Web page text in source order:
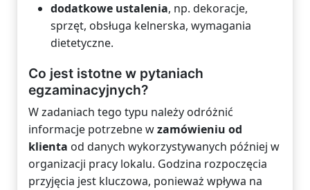
dodatkowe ustalenia, np. dekoracje,
sprzęt, obsługa kelnerska, wymagania
dietetyczne.
Co jest istotne w pytaniach
egzaminacyjnych?
W zadaniach tego typu należy odróżnić
informacje potrzebne wzamówieniu od
klienta od danych wykorzystywanych później w
organizacji pracy lokalu. Godzina rozpoczęcia
przyjęcia jest kluczowa, ponieważ wpływa na